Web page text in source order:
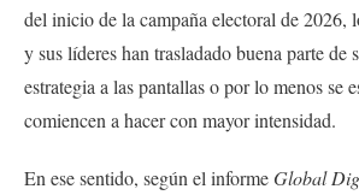
del inicio de la campaña electoral de 2026,
y sus líderes han trasladado buena parte de
estrategia a las pantallas o por lo menos se
comiencen a hacer con mayor intensidad.
En ese sentido, según el informeGlobal